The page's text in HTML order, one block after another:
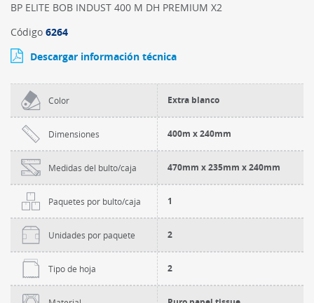
BP ELITE BOB INDUST 400 M DH PREMIUM X2
Código 6264
Descargar información técnica
Color Extra blanco
Dimensiones 400m x 240mm
Medidas del bulto/caja 470mm x 235mm x 240mm
Paquetes por bulto/caja 1
Unidades por paquete 2
Tipo de hoja 2